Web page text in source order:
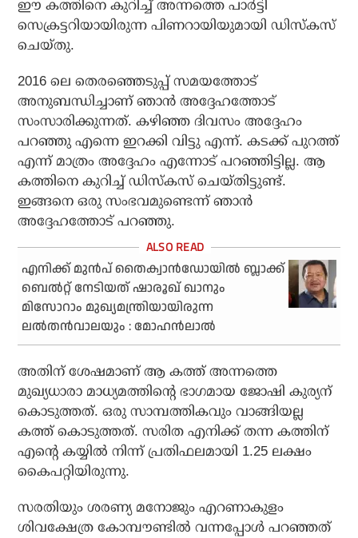
ഈ കത്തിനെ കുറിച്ച് അന്നത്തെ പാര്‍ട്ടി
സെക്രട്ടറിയായിരുന്ന പിണറായിയുമായി ഡിസ്‌കസ്
ചെയ്തു.
2016 ലെ തെരഞ്ഞെടുപ്പ് സമയത്തോട്
അനുബന്ധിച്ചാണ് ഞാന്‍ അദ്ദേഹത്തോട്
സംസാരിക്കുന്നത്. കഴിഞ്ഞ ദിവസം അദ്ദേഹം
പറഞ്ഞു എന്നെ ഇറക്കി വിട്ടു എന്ന്. കടക്ക് പുറത്ത്
എന്ന് മാത്രം അദ്ദേഹം എന്നോട് പറഞ്ഞിട്ടില്ല. ആ
കത്തിനെ കുറിച്ച് ഡിസ്‌കസ് ചെയ്തിട്ടുണ്ട്.
ഇങ്ങനെ ഒരു സംഭവമുണ്ടെന്ന് ഞാന്‍
അദ്ദേഹത്തോട് പറഞ്ഞു.
എനിക്ക് മുൻപ് തൈക്വാൻഡോയിൽ ബ്ലാക്ക്
ബെൽറ്റ് നേടിയത് ഷാരൂഖ് ഖാനും
മിസോറാം മുഖ്യമന്ത്രിയായിരുന്ന
ലൽതൻവാലയും : മോഹൻലാൽ
അതിന് ശേഷമാണ് ആ കത്ത് അന്നത്തെ
മുഖ്യധാരാ മാധ്യമത്തിന്റെ ഭാഗമായ ജോഷി കുര്യന്
കൊടുത്തത്. ഒരു സാമ്പത്തികവും വാങ്ങിയല്ല
കത്ത് കൊടുത്തത്. സരിത എനിക്ക് തന്ന കത്തിന്
എന്റെ കയ്യില്‍ നിന്ന് പ്രതിഫലമായി 1.25 ലക്ഷം
കൈപറ്റിയിരുന്നു.
സരതിയും ശരണ്യ മനോജും എറണാകുളം
ശിവക്ഷേത്ര കോമ്പൗണ്ടില്‍ വന്നപ്പോള്‍ പറഞ്ഞത്